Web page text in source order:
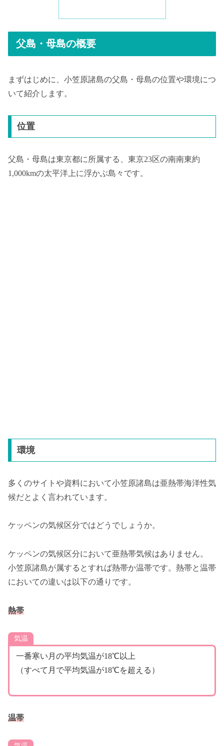
父島・母島の概要
まずはじめに、小笠原諸島の父島・母島の位置や環境につ
いて紹介します。
位置
父島・母島は東京都に所属する、東京23区の南南東約
1,000kmの太平洋上に浮かぶ島々です。
環境
多くのサイトや資料において小笠原諸島は亜熱帯海洋性気
候だとよく言われています。
ケッペンの気候区分ではどうでしょうか。
ケッペンの気候区分において亜熱帯気候はありません。
小笠原諸島が属するとすれば熱帯か温帯です。熱帯と温帯
においての違いは以下の通りです。
熱帯
気温
一番寒い月の平均気温が18℃以上
（すべて月で平均気温が18℃を超える）
温帯